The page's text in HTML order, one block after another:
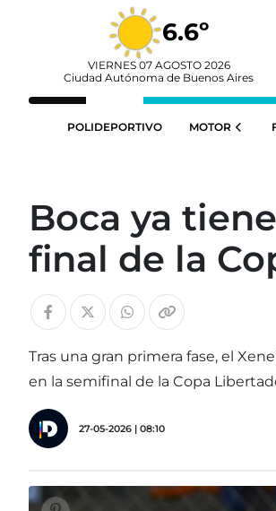
6.6º
VIERNES 07 AGOSTO 2026
Ciudad Autónoma de Buenos Aires
POLIDEPORTIVO MOTOR
Boca ya
final de la
Tras una gran primera fase, el
en la semifinal de la Copa
27-05-2026 | 08:10